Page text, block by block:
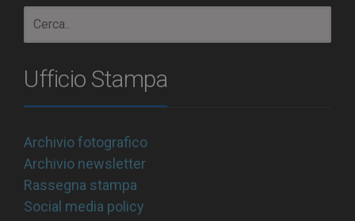
Ufficio Stampa
Archivio fotografico
Archivio newsletter
Rassegna stampa
Social media policy